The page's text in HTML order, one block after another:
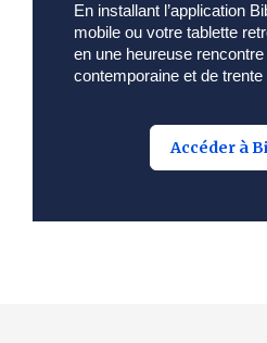
En installant l’application
mobile ou votre tablette
en une heureuse
contemporaine et de
Accéder à